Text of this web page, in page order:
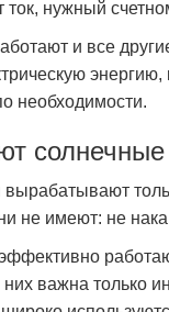
нужный
и все
энергию,
необходимости.
не имеют: не
важна только